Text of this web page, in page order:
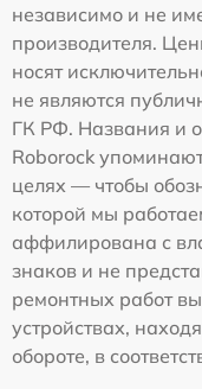
независимо и не
производителя.
носят
не являются
ГК РФ. Названия и
Roborock
целях — чтобы
которой мы
аффилирована с
знаков и не
ремонтных работ
устройствах,
обороте, в